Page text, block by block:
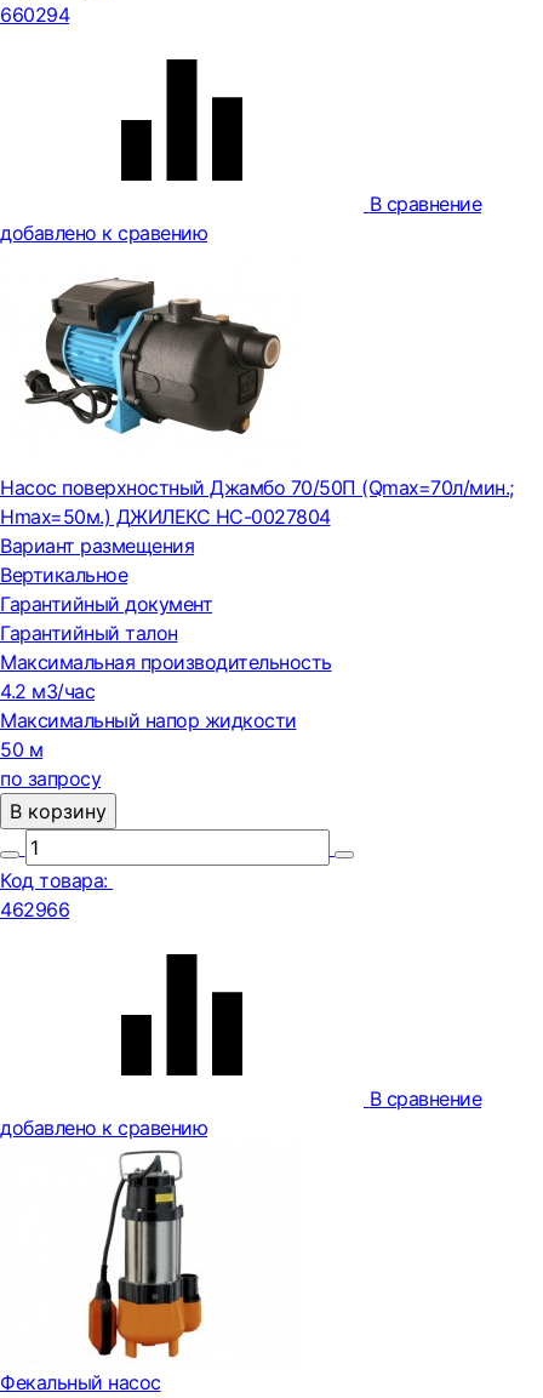
660294
В сравнение
добавлено к сравению
Насос поверхностный Джамбо 70/50П (Qmax=70л/мин.;
Нmax=50м.) ДЖИЛЕКС НС-0027804
Вариант размещения
Вертикальное
Гарантийный документ
Гарантийный талон
Максимальная производительность
4.2 м3/час
Максимальный напор жидкости
50 м
по запросу
В корзину
Код товара:
462966
В сравнение
добавлено к сравению
Фекальный насос